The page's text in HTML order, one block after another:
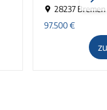
28237 Bremen
97.500€